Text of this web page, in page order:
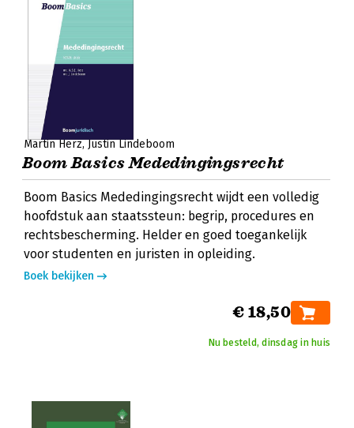
Martin Herz Justin Lindeboom
Boom Basics Mededingingsrecht
Boom Basics Mededingingsrecht wijdt een volledig
hoofdstuk aan staatssteun: begrip, procedures en
rechtsbescherming. Helder en goed toegankelijk
voor studenten en juristen in opleiding.
Boek bekijken
€ 18,50
Nu besteld, dinsdag in huis